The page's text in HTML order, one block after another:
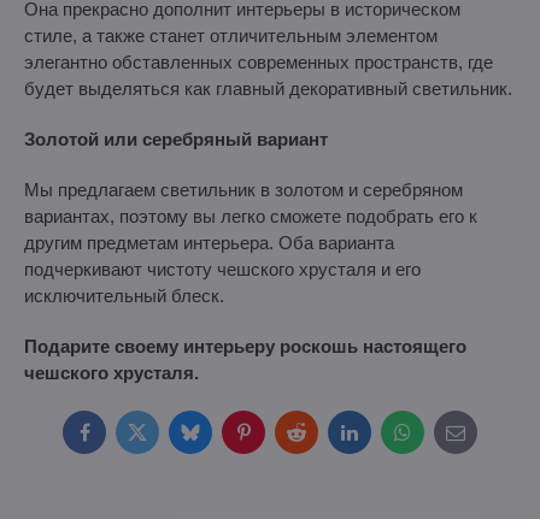
Она прекрасно дополнит интерьеры в историческом
стиле, а также станет отличительным элементом
элегантно обставленных современных пространств, где
будет выделяться как главный декоративный светильник.
Золотой или серебряный вариант
Мы предлагаем светильник в золотом и серебряном
вариантах, поэтому вы легко сможете подобрать его к
другим предметам интерьера. Оба варианта
подчеркивают чистоту чешского хрусталя и его
исключительный блеск.
Подарите своему интерьеру роскошь настоящего
чешского хрусталя.
FacebookTwitterBlueskyPinterestRedditLinkedInWhatsApp
E-
mail